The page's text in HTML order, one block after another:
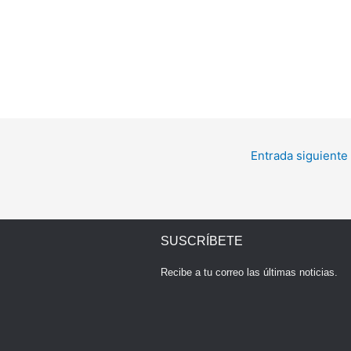
Entrada siguiente
SUSCRÍBETE
Recibe a tu correo las últimas noticias.